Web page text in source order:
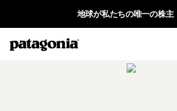
地球が私たちの唯一の株主